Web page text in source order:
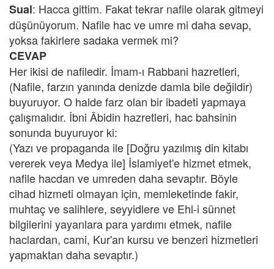
Sual: Hacca gittim. Fakat tekrar nafile olarak gitmeyi
düşünüyorum. Nafile hac ve umre mi daha sevap,
yoksa fakirlere sadaka vermek mi?
CEVAP
Her ikisi de nafiledir. İmam-ı Rabbani hazretleri,
(Nafile, farzın yanında denizde damla bile değildir)
buyuruyor. O halde farz olan bir ibadeti yapmaya
çalışmalıdır. İbni Âbidin hazretleri, hac bahsinin
sonunda buyuruyor ki:
(Yazı ve propaganda ile [Doğru yazılmış din kitabı
vererek veya Medya ile] İslamiyet'e hizmet etmek,
nafile hacdan ve umreden daha sevaptır. Böyle
cihad hizmeti olmayan için, memleketinde fakir,
muhtaç ve salihlere, seyyidlere ve Ehl-i sünnet
bilgilerini yayanlara para yardımı etmek, nafile
haclardan, cami, Kur'an kursu ve benzeri hizmetleri
yapmaktan daha sevaptır.)